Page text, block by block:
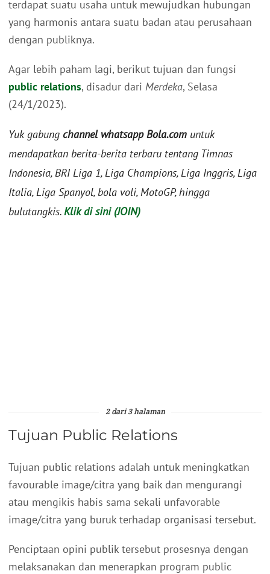
terdapat suatu usaha untuk mewujudkan hubungan
yang harmonis antara suatu badan atau perusahaan
dengan publiknya.
Agar lebih paham lagi, berikut tujuan dan fungsi
public relations, disadur dari Merdeka, Selasa
(24/1/2023).
Yuk gabung channel whatsapp Bola.com untuk
mendapatkan berita-berita terbaru tentang Timnas
Indonesia, BRI Liga 1, Liga Champions, Liga Inggris, Liga
Italia, Liga Spanyol, bola voli, MotoGP, hingga
bulutangkis.Klik di sini (JOIN)
2 dari 3 halaman
Tujuan Public Relations
Tujuan public relations adalah untuk meningkatkan
favourable image/citra yang baik dan mengurangi
atau mengikis habis sama sekali unfavorable
image/citra yang buruk terhadap organisasi tersebut.
Penciptaan opini publik tersebut prosesnya dengan
melaksanakan dan menerapkan program public